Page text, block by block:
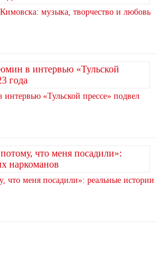
музыка, творчество и любовь
«Тульской прессе» подвел
что меня посадили»: реальные истории